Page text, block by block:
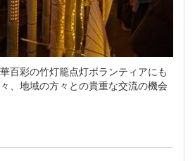
百彩の竹灯籠点灯ボランティアにも
、地域の方々との貴重な交流の機会